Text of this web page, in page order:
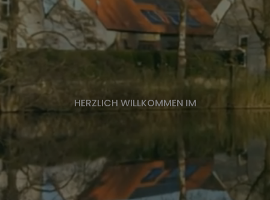
Wasserversorgung
HERZLICH WILLKOMMEN IM